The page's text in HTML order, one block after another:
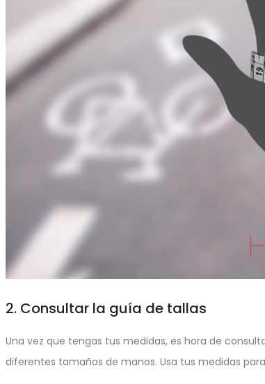
2. Consultar la guía de tallas
Una vez que tengas tus medidas, es hora de
diferentes tamaños de manos. Usa tus medidas